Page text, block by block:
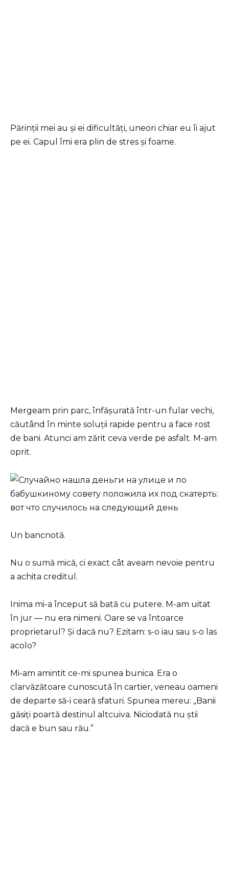
Părinții mei au și ei dificultăți, uneori chiar eu îi ajut
pe ei. Capul îmi era plin de stres și foame.
Mergeam prin parc, înfășurată într-un fular vechi,
căutând în minte soluții rapide pentru a face rost
de bani. Atunci am zărit ceva verde pe asfalt. M-am
oprit.
Un bancnotă.
Nu o sumă mică, ci exact cât aveam nevoie pentru
a achita creditul.
Inima mi-a început să bată cu putere. M-am uitat
în jur — nu era nimeni. Oare se va întoarce
proprietarul? Și dacă nu? Ezitam: s-o iau sau s-o las
acolo?
Mi-am amintit ce-mi spunea bunica. Era o
clarvăzătoare cunoscută în cartier, veneau oameni
de departe să-i ceară sfaturi. Spunea mereu: „Banii
găsiți poartă destinul altcuiva. Niciodată nu știi
dacă e bun sau rău.”